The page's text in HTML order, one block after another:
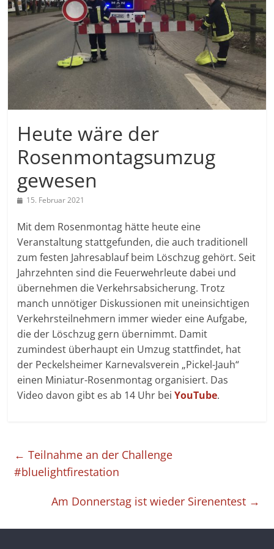
Heute wäre der
Rosenmontagsumzug
gewesen
15. Februar 2021
Mit dem Rosenmontag hätte heute eine
Veranstaltung stattgefunden, die auch traditionell
zum festen Jahresablauf beim Löschzug gehört. Seit
Jahrzehnten sind die Feuerwehrleute dabei und
übernehmen die Verkehrsabsicherung. Trotz
manch unnötiger Diskussionen mit uneinsichtigen
Verkehrsteilnehmern immer wieder eine Aufgabe,
die der Löschzug gern übernimmt. Damit
zumindest überhaupt ein Umzug stattfindet, hat
der Peckelsheimer Karnevalsverein „Pickel-Jauh“
einen Miniatur-Rosenmontag organisiert. Das
Video davon gibt es ab 14 Uhr beiYouTube.
← Teilnahme an der Challenge
#bluelightfirestation
Am Donnerstag ist wieder Sirenentest →